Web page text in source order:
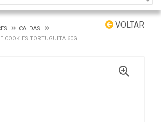
VOLTAR
CALDAS
COOKIES TORTUGUITA 60G